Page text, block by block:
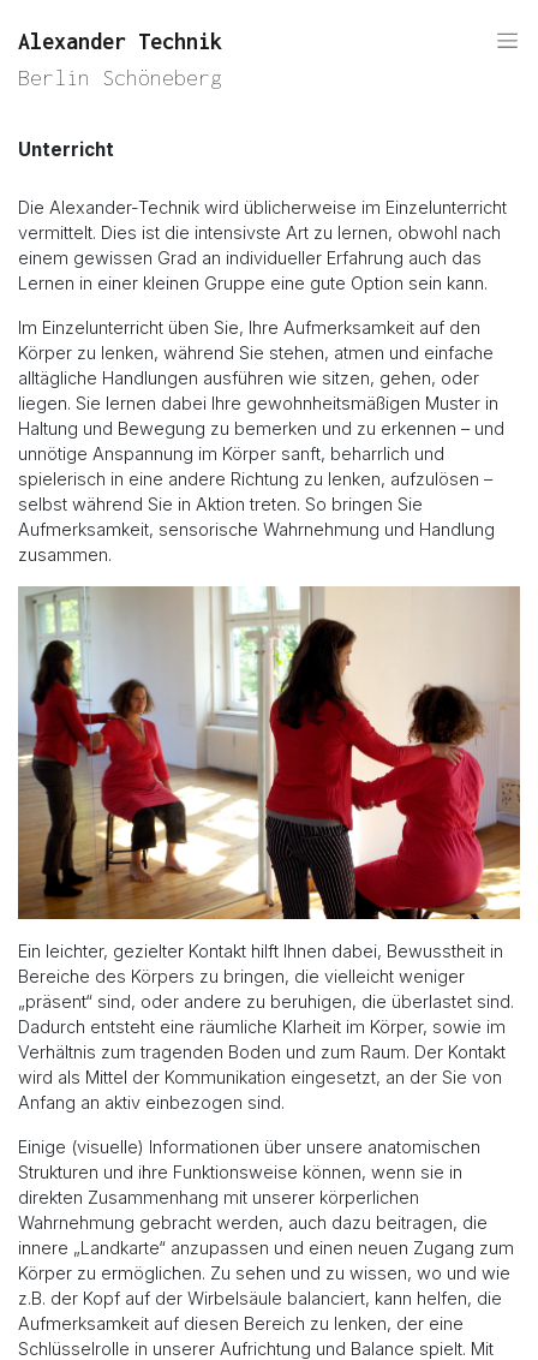
Alexander Technik
Berlin Schöneberg
Unterricht
Die Alexander-Technik wird üblicherweise im Einzelunterricht
vermittelt. Dies ist die intensivste Art zu lernen, obwohl nach
einem gewissen Grad an individueller Erfahrung auch das
Lernen in einer kleinen Gruppe eine gute Option sein kann.
Im Einzelunterricht üben Sie, Ihre Aufmerksamkeit auf den
Körper zu lenken, während Sie stehen, atmen und einfache
alltägliche Handlungen ausführen wie sitzen, gehen, oder
liegen. Sie lernen dabei Ihre gewohnheitsmäßigen Muster in
Haltung und Bewegung zu bemerken und zu erkennen – und
unnötige Anspannung im Körper sanft, beharrlich und
spielerisch in eine andere Richtung zu lenken, aufzulösen –
selbst während Sie in Aktion treten. So bringen Sie
Aufmerksamkeit, sensorische Wahrnehmung und Handlung
zusammen.
Ein leichter, gezielter Kontakt hilft Ihnen dabei, Bewusstheit in
Bereiche des Körpers zu bringen, die vielleicht weniger
„präsent“ sind, oder andere zu beruhigen, die überlastet sind.
Dadurch entsteht eine räumliche Klarheit im Körper, sowie im
Verhältnis zum tragenden Boden und zum Raum. Der Kontakt
wird als Mittel der Kommunikation eingesetzt, an der Sie von
Anfang an aktiv einbezogen sind.
Einige (visuelle) Informationen über unsere anatomischen
Strukturen und ihre Funktionsweise können, wenn sie in
direkten Zusammenhang mit unserer körperlichen
Wahrnehmung gebracht werden, auch dazu beitragen, die
innere „Landkarte“ anzupassen und einen neuen Zugang zum
Körper zu ermöglichen. Zu sehen und zu wissen, wo und wie
z.B. der Kopf auf der Wirbelsäule balanciert, kann helfen, die
Aufmerksamkeit auf diesen Bereich zu lenken, der eine
Schlüsselrolle in unserer Aufrichtung und Balance spielt. Mit